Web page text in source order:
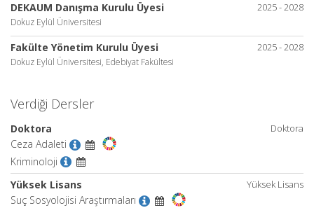
2025 - 2028
DEKAUM Danışma Kurulu Üyesi
Dokuz Eylül Üniversitesi
2025 - 2028
Fakülte Yönetim Kurulu Üyesi
Dokuz Eylül Üniversitesi, Edebiyat Fakültesi
Verdiği Dersler
Doktora
Doktora
Ceza Adaleti
Kriminoloji
Yüksek Lisans
Yüksek Lisans
Suç Sosyolojisi Araştırmaları